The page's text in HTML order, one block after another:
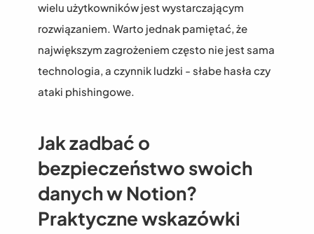
wielu użytkowników jest wystarczającym
rozwiązaniem. Warto jednak pamiętać, że
największym zagrożeniem często nie jest sama
technologia, a czynnik ludzki - słabe hasła czy
ataki phishingowe.
Jak zadbać o
bezpieczeństwo swoich
danych w Notion?
Praktyczne wskazówki